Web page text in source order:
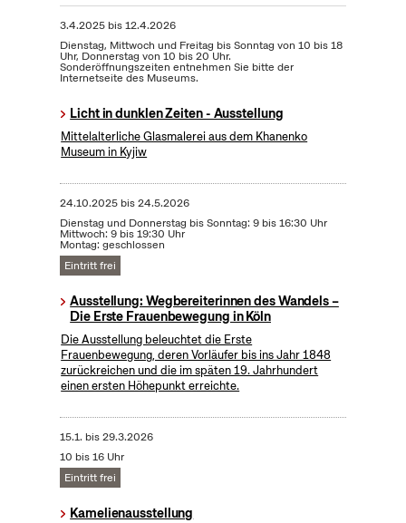
3.4.2025bis12.4.2026
Dienstag, Mittwoch und Freitag bis Sonntag von 10 bis 18
Uhr, Donnerstag von 10 bis 20 Uhr.
Sonderöffnungszeiten entnehmen Sie bitte der
Internetseite des Museums.
Licht in dunklen Zeiten - Ausstellung
Mittelalterliche Glasmalerei aus dem Khanenko
Museum in Kyjiw
24.10.2025bis24.5.2026
Dienstag und Donnerstag bis Sonntag: 9 bis 16:30 Uhr
Mittwoch: 9 bis 19:30 Uhr
Montag: geschlossen
Eintritt frei
Ausstellung: Wegbereiterinnen des Wandels –
Die Erste Frauenbewegung in Köln
Die Ausstellung beleuchtet die Erste
Frauenbewegung, deren Vorläufer bis ins Jahr 1848
zurückreichen und die im späten 19. Jahrhundert
einen ersten Höhepunkt erreichte.
15.1. bis29.3.2026
10 bis 16 Uhr
Eintritt frei
Kamelienausstellung